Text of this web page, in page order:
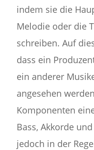
indem sie die
Melodie oder die
schreiben. Auf
dass ein
ein anderer
angesehen
Komponenten
Bass, Akkorde
jedoch in der